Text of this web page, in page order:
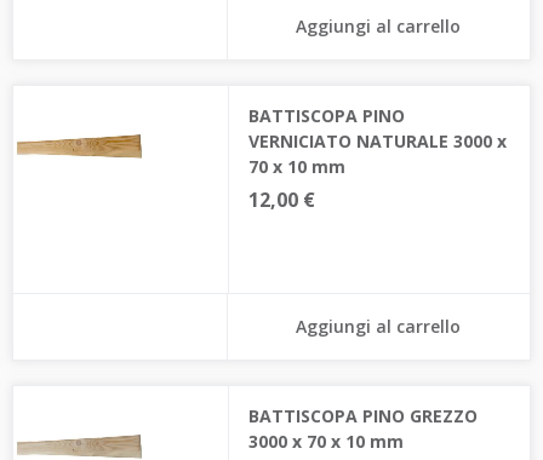
Aggiungi al carrello
BATTISCOPA PINO
VERNICIATO NATURALE 3000 x
70 x 10 mm
12,00 €
Aggiungi al carrello
BATTISCOPA PINO GREZZO
3000 x 70 x 10 mm